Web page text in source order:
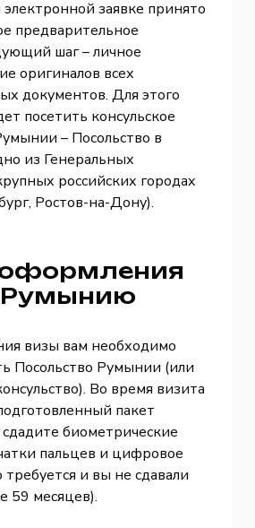
заявке принято
предварительное
шаг – личное
оригиналов всех
документов. Для этого
посетить консульское
– Посольство в
из Генеральных
российских городах
Ростов-на-Дону).
Румынию
визы вам необходимо
Посольство Румынии (или
Во время визита
пакет
биометрические
пальцев и цифровое
требуется и вы не сдавали
59 месяцев).